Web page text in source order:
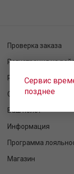
Сервис
позднее
Проверка заказа
Регистрация на
Расписание рейсов
Статус рейса
Ваш полет
Информация
Программа
Магазин